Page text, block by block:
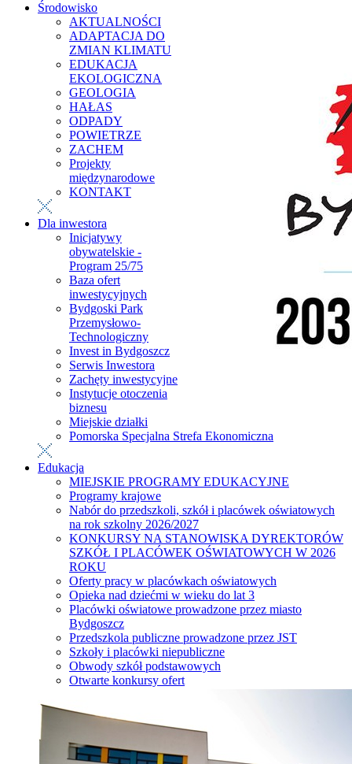
Środowisko
AKTUALNOŚCI
ADAPTACJA DO
ZMIAN KLIMATU
EDUKACJA
EKOLOGICZNA
GEOLOGIA
HAŁAS
ODPADY
POWIETRZE
ZACHEM
Projekty
międzynarodowe
KONTAKT
Dla inwestora
Inicjatywy
obywatelskie -
Program 25/75
Baza ofert
inwestycyjnych
Bydgoski Park
Przemysłowo-
Technologiczny
Invest in Bydgoszcz
Serwis Inwestora
Zachęty inwestycyjne
Instytucje otoczenia
biznesu
Miejskie działki
Pomorska Specjalna Strefa Ekonomiczna
Edukacja
MIEJSKIE PROGRAMY EDUKACYJNE
Programy krajowe
Nabór do przedszkoli, szkół i placówek oświatowych
na rok szkolny 2026/2027
KONKURSY NA STANOWISKA DYREKTORÓW
SZKÓŁ I PLACÓWEK OŚWIATOWYCH W 2026
ROKU
Oferty pracy w placówkach oświatowych
Opieka nad dziećmi w wieku do lat 3
Placówki oświatowe prowadzone przez miasto
Bydgoszcz
Przedszkola publiczne prowadzone przez JST
Szkoły i placówki niepubliczne
Obwody szkół podstawowych
Otwarte konkursy ofert